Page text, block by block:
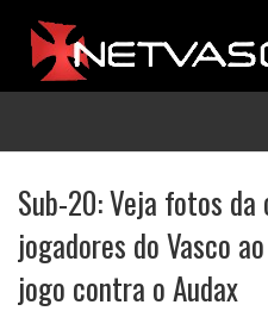
Sub-20: Veja fotos da
jogadores do Vasco
jogo contra o Audax